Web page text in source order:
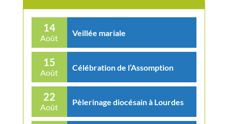
14
Août
Veillée mariale
15
Août
Célébration de l’Assomption
22
Août
Pèlerinage diocésain à Lourdes